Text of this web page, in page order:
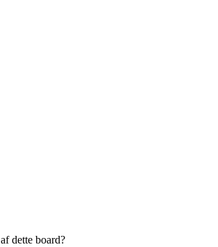
dette board?